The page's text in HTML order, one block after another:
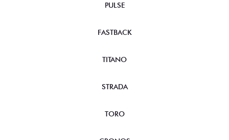
PULSE
FASTBACK
TITANO
STRADA
TORO